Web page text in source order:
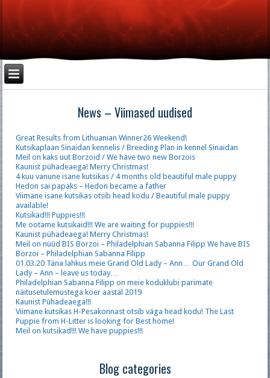
News – Viimased uudised
Great Results from Lithuanian Winner26 Weekend!
Kutsikaplaan Sinaidan kennelis / Breeding Plan in kennel Sinaidan
Meil on kaks uut Borzoid / We have two new Borzois
Kaunist pühadeaega! Merry Christmas!
4 kuu vanune isane kutsikas / 4 months old beautiful male puppy
Hedon sai papaks – Hedon became a father
Viimane isane kutsikas otsib head kodu / Beautiful male puppy
available!
Kutsikad!!! Puppies!!!
Me ootame kutsikaid!!! We are waiting for puppies!!!
Kaunist pühadeaega! Merry Christmas!
Meil on nüüd BIS Borzoi – Philadelphian Sabanna Filipp We have BIS
Borzoi – Philadelphian Sabanna Filipp
01.03.20 Täna lahkus meie Grand Old Lady – Ann… Our Grand Old
Lady – Ann – leave us today…
Philadelphian Sabanna Filipp on meie koduklubi parimate
näitusetulemustega koer aastal 2019
Kaunist Pühadeaega!!!
Viimane kutsikas H-Pesakonnast otsib väga head kodu! The Last
Puppie from H-Litter is looking for Best home!
Meil on kutsikad!!! We have puppies!!!
Blog categories